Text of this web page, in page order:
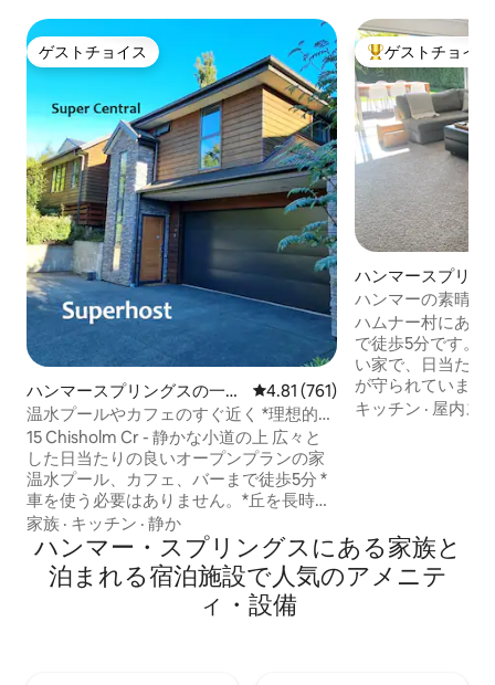
ゲストチョイス
ゲストチョイス
ハンマースプリングスの一軒
家
レビュー761件、5つ星中4.81つ
4.81 (761)
温水プールやカフェのすぐ近く *理想的な
立地*
15 Chisholm Cr - 静かな小道の上 広々と
した日当たりの良いオープンプランの家
温水プール、カフェ、バーまで徒歩5分 *
車を使う必要はありません。*丘を長時間
歩く必要はありません。 最近改装済み シ
ーツとタオルはご持参いただくか、レン
タルが可能です。料金は以下のとおりで
す。 清掃員95ドル、または時間があれば
家族 · キッチン · 静か
大好評のゲスト
ゲストチョイス
ハンマースプリン
家
ハンマーの素晴ら
ハムナー村にある
で徒歩5分です。
い家で、日当たり
が守られています
ベッドルームには
パースケールシ
フェザー、コット
ています。 大き
アコンがありま
キッチン · 屋内ス
ハンマー・スプリングスにある家族と
泊まれる宿泊施設で人気のアメニテ
ィ・設備